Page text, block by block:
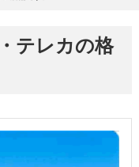
テレカの格